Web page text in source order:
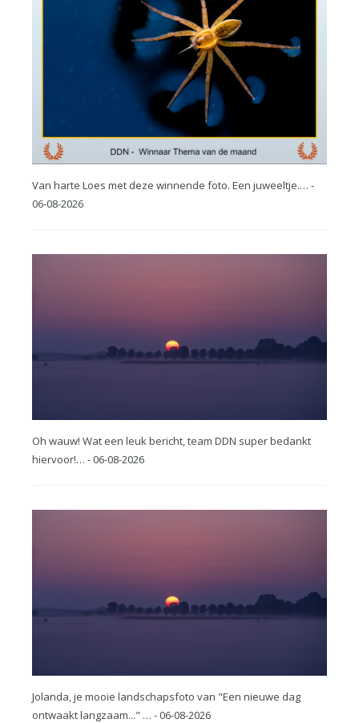
Van harte Loes met deze winnende foto. Een juweeltje.… -
06-08-2026
Oh wauw! Wat een leuk bericht, team DDN super bedankt
hiervoor!… - 06-08-2026
Jolanda, je mooie landschapsfoto van "Een nieuwe dag
ontwaakt langzaam..." … - 06-08-2026